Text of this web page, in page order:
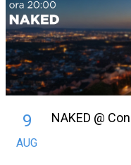
9
AUG
NAKED @